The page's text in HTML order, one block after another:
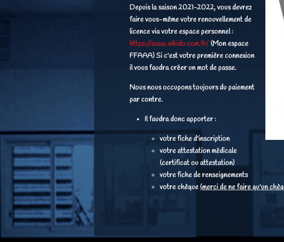
Depuis la saison 2021-2022, vous devrez
faire vous-même votre renouvellement de
licence via votre espace personnel:
https://www.aikido.com.fr/ (Mon espace
FFAAA) Si c'est votre première connexion
il vous faudra créer un mot de passe.
Nous nous occupons toujours du paiement
par contre.
Il faudra donc apporter :
votre fiche d'inscription
votre attestation médicale
(certificat ou attestation)
votre fiche de renseignements
votre chèque(merci de ne faire qu'un